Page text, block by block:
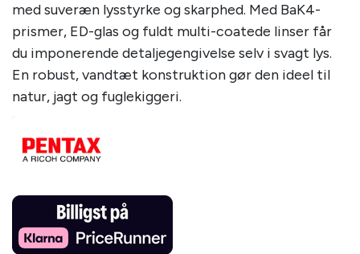
med suveræn lysstyrke og skarphed. Med BaK4-
prismer, ED-glas og fuldt multi-coatede linser får
du imponerende detaljegengivelse selv i svagt lys.
En robust, vandtæt konstruktion gør den ideel til
natur, jagt og fuglekiggeri.